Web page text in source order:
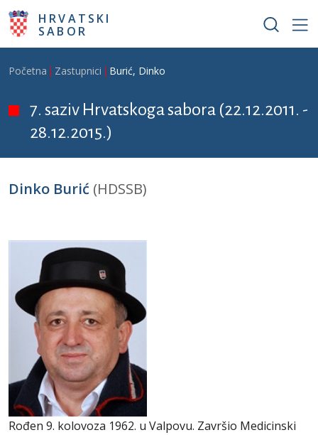
Skoči na glavni sadržaj
HRVATSKI
SABOR
Breadcrumb
Početna Zastupnici Burić, Dinko
7. saziv Hrvatskoga sabora (22.12.2011. -
28.12.2015.)
Dinko Burić (HDSSB)
Rođen 9. kolovoza 1962. u Valpovu. Završio Medicinski